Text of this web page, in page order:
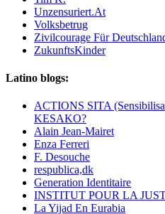
Unzensuriert.At
Volksbetrug
Zivilcourage Für
ZukunftsKinder
Latino blogs:
ACTIONS SITA
KESAKO?
Alain Jean-Mairet
Enza Ferreri
F. Desouche
respublica,dk
Generation Identitaire
INSTITUT POUR LA
La Yijad En Eurabia